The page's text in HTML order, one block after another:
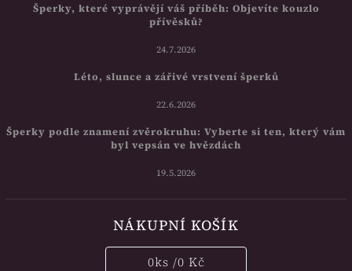
Šperky, které vyprávějí váš příběh: Objevíte kouzlo
přívěsků?
24.7.2026
Léto, slunce a zářivé vrstvení šperků
22.6.2026
Šperky podle znamení zvěrokruhu: Vyberte si ten, který vám
byl vepsán ve hvězdách
19.5.2026
NÁKUPNÍ KOŠÍK
0ks /0 Kč